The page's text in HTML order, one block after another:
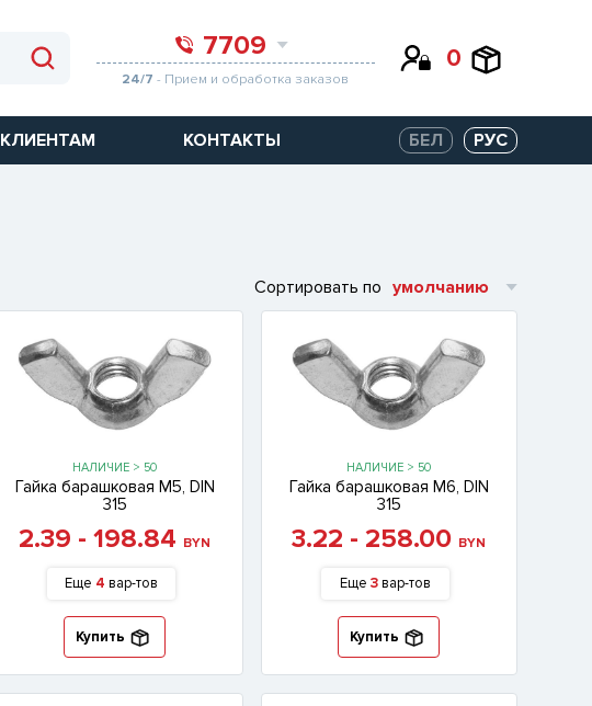
7709
24/7 - Прием и обработка заказов
0
КЛИЕНТАМ КОНТАКТЫ БЕЛ РУС
Сортировать по умолчанию
НАЛИЧИЕ > 50
Гайка барашковая М5, DIN
315
2.39 - 198.84 BYN
Еще 4 вар-тов
Купить
НАЛИЧИЕ > 50
Гайка барашковая М6, DIN
315
3.22 - 258.00 BYN
Еще 3вар-тов
Купить